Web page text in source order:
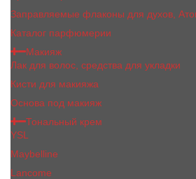
Заправляемые флаконы для духов,
Каталог парфюмерии
Макияж
Лак для волос, средства для укладки
Кисти для макияжа
Основа под макияж
Тональный крем
YSL
Maybelline
Lancome